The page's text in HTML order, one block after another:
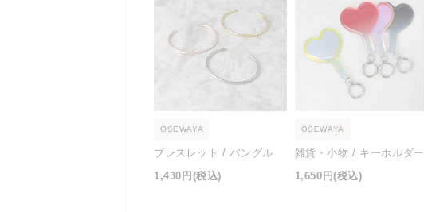
OSEWAYA
ブレスレット / バングル
1,430円 (税込)
OSEWAYA
雑貨・小物 / キーホルダー
1,650円(税込)